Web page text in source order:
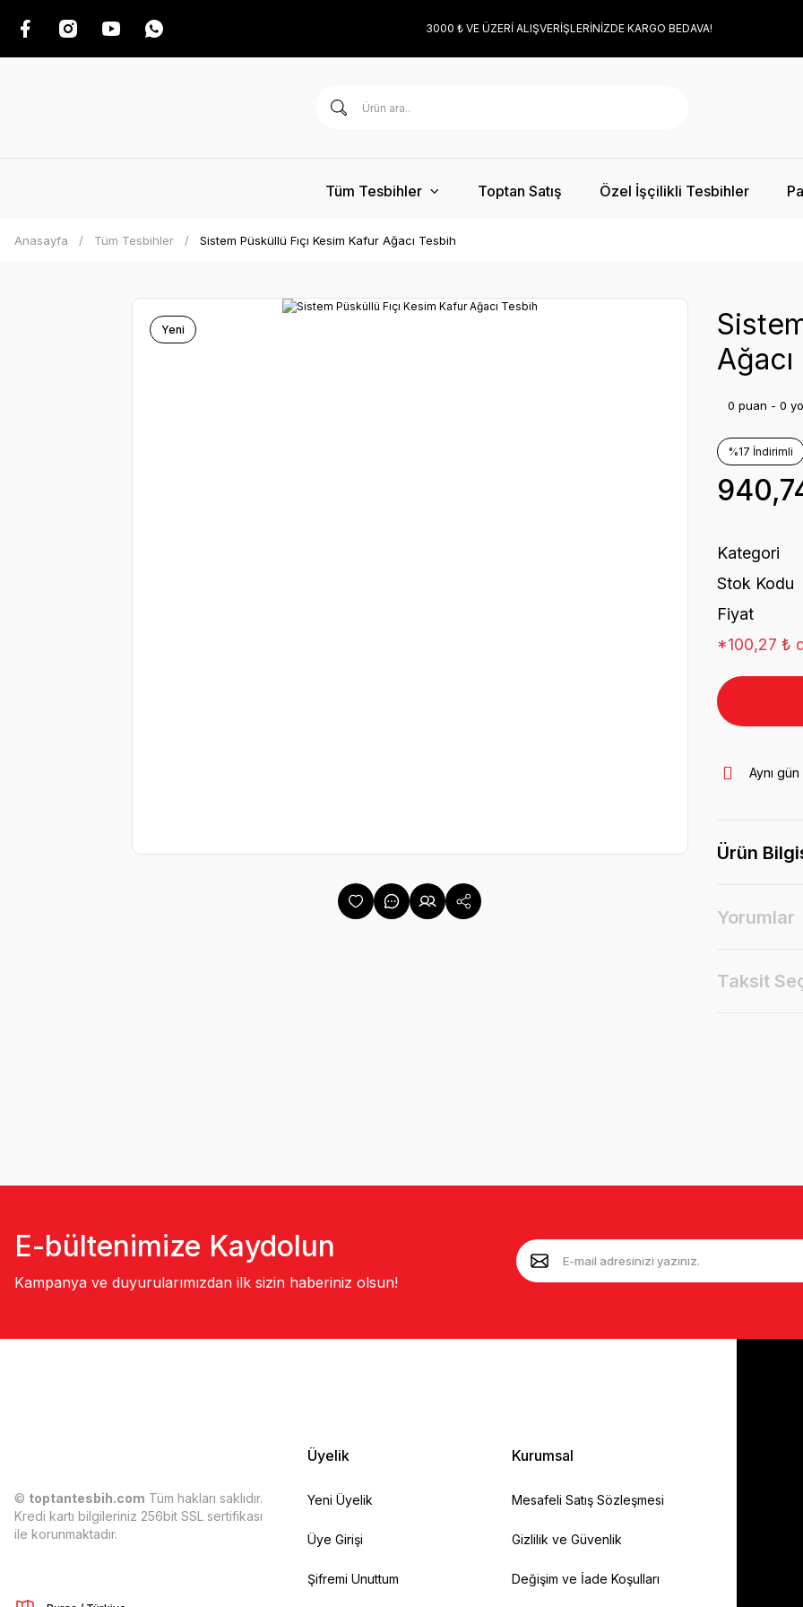
3000 ₺ VE ÜZERİ ALIŞVERİŞLERİNİZDE KARGO BEDAVA!
Tüm Tesbihler Toptan Satış Özel İşçilikli Tesbihler
Anasayfa Tüm Tesbihler Sistem Püsküllü Fıçı Kesim Kafur Ağacı Tesbih
Yeni
0 puan - 0
%17 İndirimli
Kategori
Stok Kodu
Fiyat
*100,27 ₺
Aynı
Ürün
Yorumlar
Taksit
E-bültenimize Kaydolun
Kampanya ve duyurularımızdan ilk sizin haberiniz olsun!
© toptantesbih.com Tüm hakları saklıdır.
Kredi kartı bilgileriniz 256bit SSL sertifikası
ile korunmaktadır.
Üyelik
Yeni Üyelik
Üye Girişi
Şifremi Unuttum
Kurumsal
Mesafeli Satış Sözleşmesi
Gizlilik ve Güvenlik
Değişim ve İade Koşulları